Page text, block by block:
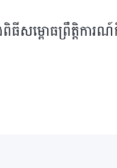
ធីសម្ពោធព្រឹត្តិក